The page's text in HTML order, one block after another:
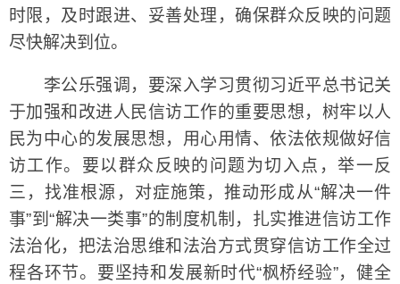
时限，及时跟进、妥善处理，确保群众反映的问题
尽快解决到位。
李公乐强调，要深入学习贯彻习近平总书记关
于加强和改进人民信访工作的重要思想，树牢以人
民为中心的发展思想，用心用情、依法依规做好信
访工作。要以群众反映的问题为切入点，举一反
三，找准根源，对症施策，推动形成从“解决一件
事”到“解决一类事”的制度机制，扎实推进信访工作
法治化，把法治思维和法治方式贯穿信访工作全过
程各环节。要坚持和发展新时代“枫桥经验”，健全